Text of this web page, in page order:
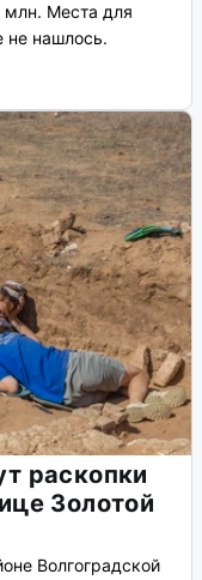
Места для
не нашлось.
раскопки
Золотой
Волгоградской